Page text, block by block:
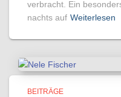
verbracht. Ein
nachts auf Weiterlesen
BEITRÄGE